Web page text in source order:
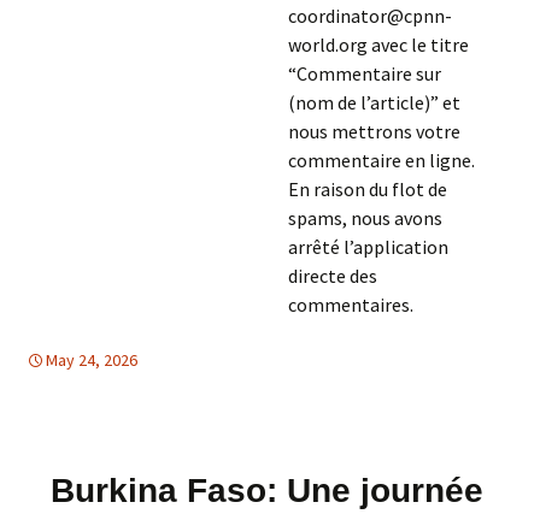
coordinator@cpnn-
world.org avec le titre
“Commentaire sur
(nom de l’article)” et
nous mettrons votre
commentaire en ligne.
En raison du flot de
spams, nous avons
arrêté l’application
directe des
commentaires.
May 24, 2026
Burkina Faso: Une journée